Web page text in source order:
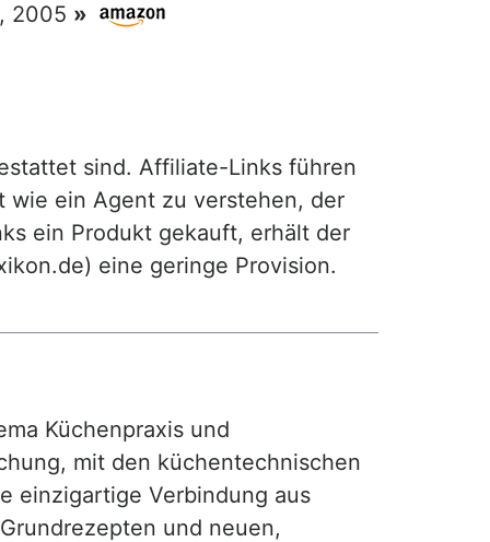
2005 »
sind. Affiliate-Links führen
wie ein Agent zu verstehen, der
ein Produkt gekauft, erhält der
eine geringe Provision.
Küchenpraxis und
mit den küchentechnischen
einzigartige Verbindung aus
und neuen,